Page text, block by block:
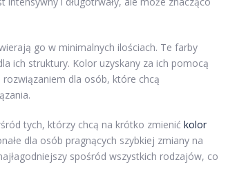
go w minimalnych ilościach. Te farby
ich struktury. Kolor uzyskany za ich pomocą
dla osób, które chcą
tych, którzy chcą na krótko zmienić kolor
dla osób pragnących szybkiej zmiany na
spośród wszystkich rodzajów, co